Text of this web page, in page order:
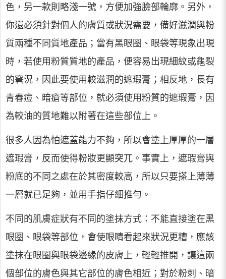
色，另一款則略淺一號，方便加強臉部輪廓。另外，
你還必須針對個人的膚質或狀況需要，備好滋潤與粉
質兩種不同質地產品；當有黑眼圈、眼袋等現象出現
時，若使用粉質質地的產品，便容易出現細紋或龜裂
的窘況，因此要使用較滋潤的遮瑕膏；相反地，長有
青春痘、暗瘡等部位，就必須使用粉質的遮瑕膏，因
為較油的質地難以附著在這些部位上。
很多人因為怕遮蓋能力不夠，所以會塗上厚厚的一層
遮瑕膏，反而使得粉妝更顯突兀。事實上，遮瑕膏與
粉底的不同之處在於其密度較高，所以只要搽上薄薄
一層就已足夠，並用手指仔細推勻。
不同的肌膚症狀有不同的塗抹方式：不能直接塗在黑
眼圈、眼袋等部位，會使眼睛看起來狀況更糟，應該
塗抹在眼圈與眼袋邊緣的皮膚上，輕輕推開，讓這兩
個部位的膚色與其它部位的膚色相近；對於粉刺、暗